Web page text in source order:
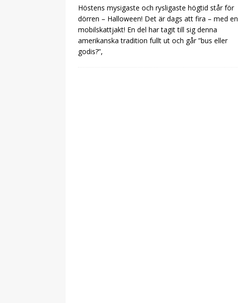
Höstens mysigaste och rysligaste högtid står för
dörren – Halloween! Det är dags att fira – med en
mobilskattjakt! En del har tagit till sig denna
amerikanska tradition fullt ut och går ”bus eller
godis?”,